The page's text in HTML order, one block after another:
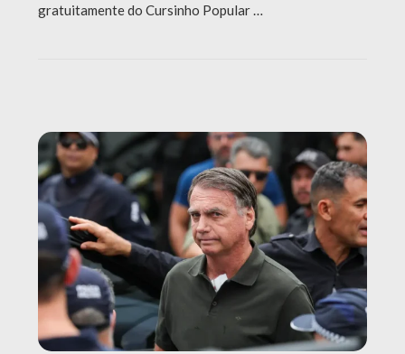
gratuitamente do Cursinho Popular …